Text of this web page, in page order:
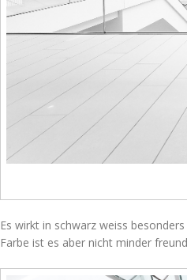
Es wirkt in schwarz weiss
Farbe ist es aber nicht minder